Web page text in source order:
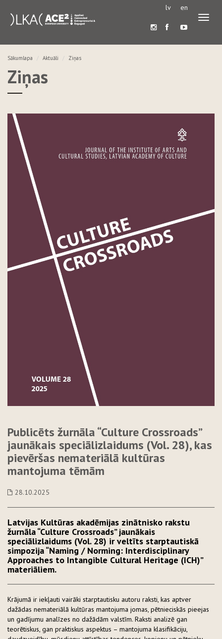
lv en
Sākumlapa Aktuāli Ziņas
Ziņas
Publicēts žurnāla “Culture Crossroads”
jaunākais speciālizlaidums (Vol. 28), kas
pievēršas nemateriālā kultūras
mantojuma tēmām
28.10.2025
Latvijas Kultūras akadēmijas zinātnisko rakstu
žurnāla “Culture Crossroads” jaunākais
speciālizlaidums (Vol. 28) ir veltīts starptautiskā
simpozija “Naming / Norming: Interdisciplinary
Approaches to Intangible Cultural Heritage (ICH)”
materiāliem.
Krājumā ir iekļauti vairāki starptautisku autoru raksti, kas aptver
dažādas nemateriālā kultūras mantojuma jomas, pētnieciskās pieejas
un gadījumu analīzes no dažādām valstīm. Raksti analizē gan
teorētiskus, gan praktiskus aspektus – mantojuma klasifikāciju,